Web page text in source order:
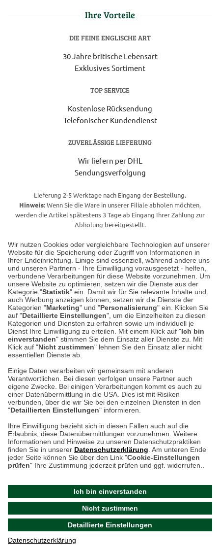
Wir nutzen Cookies oder vergleichbare Technologien auf unserer
Website für die Speicherung oder Zugriff von Informationen in
Ihrer Endeinrichtung. Einige sind essenziell, während andere uns
und unseren Partnern - Ihre Einwilligung vorausgesetzt - helfen,
verbundene Verarbeitungen für diese Website vorzunehmen. Um
unsere Website zu optimieren, setzen wir die Dienste aus der
Kategorie "Statistik" ein. Damit wir für Sie relevante Inhalte und
auch Werbung anzeigen können, setzen wir die Dienste der
Kategorien "Marketing" und "Personalisierung" ein. Klicken Sie
auf "Detaillierte Einstellungen", um die Einzelheiten zu diesen
Kategorien und Diensten zu erfahren sowie um individuell je
Dienst Ihre Einwilligung zu erteilen. Mit einem Klick auf "Ich bin
einverstanden" stimmen Sie dem Einsatz aller Dienste zu. Mit
Klick auf "Nicht zustimmen" lehnen Sie den Einsatz aller nicht
essentiellen Dienste ab.
Einige Daten verarbeiten wir gemeinsam mit anderen
Verantwortlichen. Bei diesen verfolgen unsere Partner auch
eigene Zwecke. Bei einigen Verarbeitungen kommt es auch zu
einer Datenübermittlung in die USA. Dies ist mit Risiken
verbunden, über die wir Sie bei den einzelnen Diensten in den
"Detaillierten Einstellungen" informieren.
Ihre Einwilligung bezieht sich in diesen Fällen auch auf die
Erlaubnis, diese Datenübermittlungen vorzunehmen. Weitere
Informationen und Hinweise zu unseren Datenschutzpraktiken
finden Sie in unserer Datenschutzerklärung . Am unteren Ende
jeder Seite können Sie über den Link "Cookie-Einstellungen
prüfen" Ihre Zustimmung jederzeit prüfen und ggf. widerrufen..
Ich bin einverstanden
Nicht zustimmen
Detaillierte Einstellungen
Datenschutzerklärung
Ihre Vorteile
DIE FEINE ENGLISCHE ART
30 Jahre britische Lebensart
Exklusives Sortiment
TOP SERVICE
Kostenlose Rücksendung
Telefonischer Kundendienst
ZUVERLÄSSIGE LIEFERUNG
Wir liefern per DHL
Sendungsverfolgung
Lieferung 2-5 Werktage nach Eingang der Bestellung.
Hinweis:Wenn Sie die Ware in unserer Filiale abholen möchten,
werden die Artikel spätestens 3 Tage ab Eingang Ihrer Zahlung zur
Abholung bereitgestellt.
Unser Geschäft in Meckenheim
Auf dem Steinbüchel 6
53340 Meckenheim
Montag bis Samstag 9:00 Uhr bis 18:00 Uhr
weitere Information
Hier finden Sie uns im Netz
Kontakt
Umwelt und Entsorgung
Zur Echtheit von Bewertungen
Hinweisgeber-Schutzgesetz
Barrierefreiheit unserer Website
Aktuelle Cookie-Einstellungen prüfen
am 06.08.2026 um 13:47
2024 THE BRITISH SHOP
Versandhandel GmbH & Co. KG
Cookie-Einstellungen in Ihrem Browser
ACHTUNG!
Ihr Browser speichert aktuell keine Cookies!
Leider können Sie in diesem Fall unseren Online-Shop
Bitte stellen Sie sicher, dass Ihr Browser unsere funktionalen
Cookies für die Dauer Ihres Besuchs auf unserer Website
akzeptiert. Unabhängig davon können Sie entscheiden,
welche zustimmungspflichtigen Cookies wir setzen dürfen.